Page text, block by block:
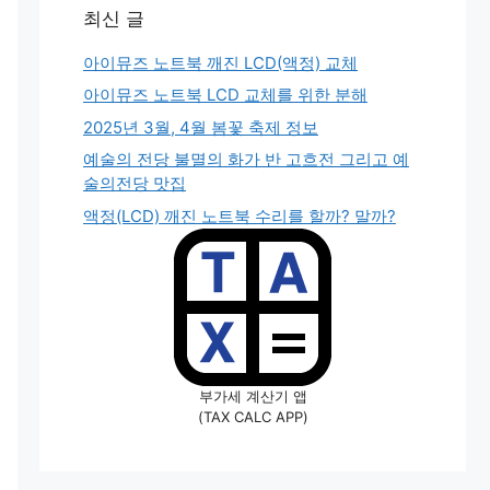
최신 글
아이뮤즈 노트북 깨진 LCD(액정) 교체
아이뮤즈 노트북 LCD 교체를 위한 분해
2025년 3월, 4월 봄꽃 축제 정보
예술의 전당 불멸의 화가 반 고흐전 그리고 예
술의전당 맛집
액정(LCD) 깨진 노트북 수리를 할까? 말까?
부가세 계산기 앱
(TAX CALC APP)